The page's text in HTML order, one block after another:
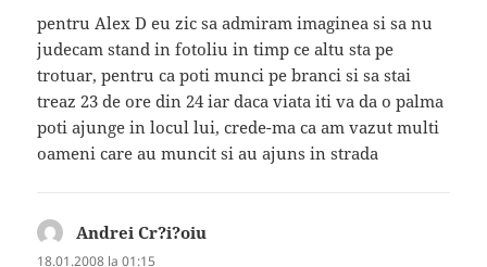
pentru Alex D eu zic sa admiram imaginea si sa nu
judecam stand in fotoliu in timp ce altu sta pe
trotuar, pentru ca poti munci pe branci si sa stai
treaz 23 de ore din 24 iar daca viata iti va da o palma
poti ajunge in locul lui, crede-ma ca am vazut multi
oameni care au muncit si au ajuns in strada
Andrei Cr?i?oiu
18.01.2008 la 01:15